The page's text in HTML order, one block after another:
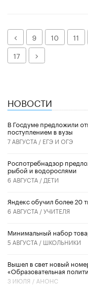
Назад
9 10 11
17
Далее
НОВОСТИ
В Госдуме предложили
поступлением в вузы
7 АВГУСТА / ЕГЭ И ОГЭ
Роспотребнадзор
рыбой и водорослями
6 АВГУСТА / ДЕТИ
​Яндекс обучил более 20
6 АВГУСТА /УЧИТЕЛЯ
Минимальный набор
5 АВГУСТА / ШКОЛЬНИКИ
Вышел в свет новый
«Образовательная
3 ИЮЛЯ / АНОНС